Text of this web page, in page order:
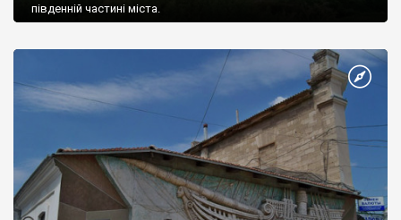
південній частині міста.